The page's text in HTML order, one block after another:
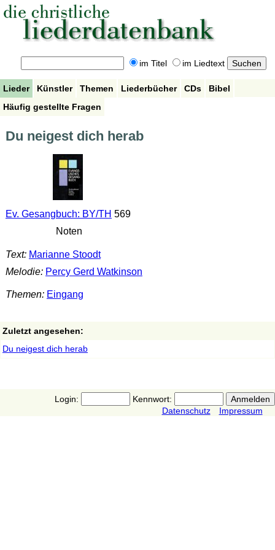
im Titel im Liedtext
Lieder Künstler Themen Liederbücher CDs
Bibel
Häufig gestellte Fragen
Du neigest dich herab
Ev. Gesangbuch: BY/TH 569
Noten
Text: Marianne Stoodt
Melodie: Percy Gerd Watkinson
Themen: Eingang
Zuletzt angesehen:
Du neigest dich herab
Login:
Kennwort:
Datenschutz
Impressum